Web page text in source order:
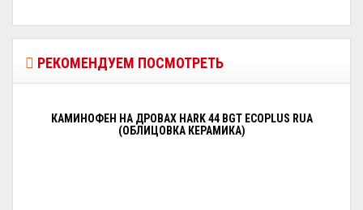
РЕКОМЕНДУЕМ ПОСМОТРЕТЬ
КАМИНОФЕН НА ДРОВАХ HARK 44 BGT ECOPLUS RUA
(ОБЛИЦОВКА КЕРАМИКА)